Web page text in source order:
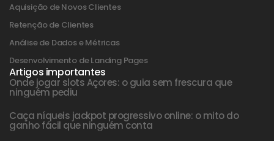
Aquisição de Novos Clientes
Retenção de Clientes
Análise de Dados e Métricas
Desenvolvimento de Landing Pages
Artigos importantes
Onde jogar slots Açores: o guia sem frescura que
ninguém pediu
Caça níqueis jackpot progressivo online: o mito do
ganho fácil que ninguém conta